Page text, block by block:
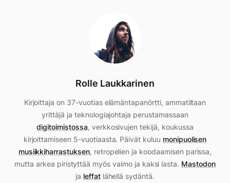
Rolle Laukkarinen
Kirjoittaja on 37-vuotias elämäntapanörtti, ammatiltaan
yrittäjä ja teknologiajohtaja perustamassaan
digitoimistossa, verkkosivujen tekijä, koukussa
kirjoittamiseen 5-vuotiaasta. Päivät kuluu monipuolisen
musiikkiharrastuksen, retropelien ja koodaamisen parissa,
mutta arkea piristyttää myös vaimo ja kaksi lasta. Mastodon
ja leffatlähellä sydäntä.